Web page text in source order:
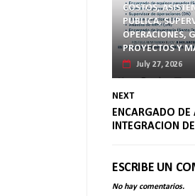
COSTOS,
PUBLICA,
OPERACIONES,
PROYECTOS Y
July 27, 2026
NEXT
ENCARGADO DE
INTEGRACION
ESCRIBE UN
No hay comentarios.